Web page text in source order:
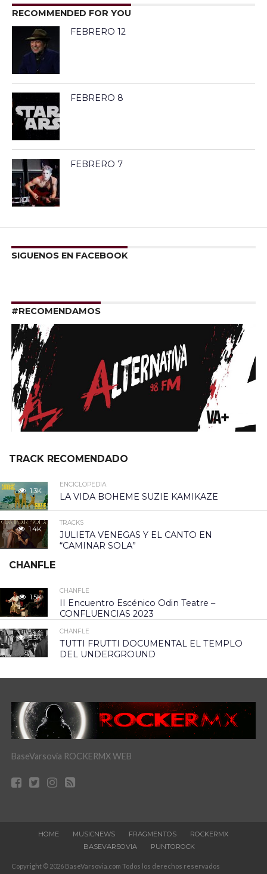
RECOMMENDED FOR YOU
FEBRERO 12
FEBRERO 8
FEBRERO 7
SIGUENOS EN FACEBOOK
#RECOMENDAMOS
TRACK RECOMENDADO
1.3K
ENCICLOPEDIA
LA VIDA BOHEME SUZIE KAMIKAZE
1.4K
TRACKS
JULIETA VENEGAS Y EL CANTO EN
“CAMINAR SOLA”
CHANFLE
1.5K
CHANFLE
II Encuentro Escénico Odin Teatre –
CONFLUENCIAS 2023
3.5K
CHANFLE
TUTTI FRUTTI DOCUMENTAL EL TEMPLO
DEL UNDERGROUND
BaseVarsovia ROCKERMX WEB
HOME MUSICNEWS FRAGMENTOS
ROCKERMX
BASEVARSOVIA
PUNTOROCK
Copyright © 2026 BaseVarsovia.com Todos los derechos reservados